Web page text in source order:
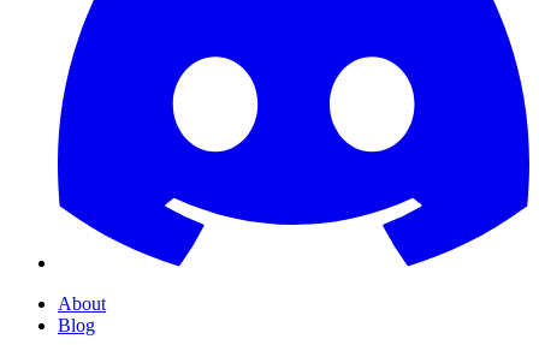
About
Blog